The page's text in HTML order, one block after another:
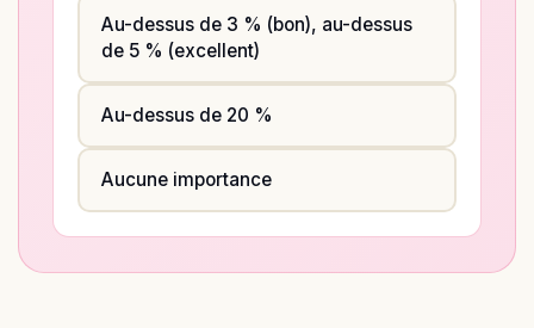
Au-dessus de 3 % (bon), au-dessus
de 5 % (excellent)
Au-dessus de 20 %
Aucune importance